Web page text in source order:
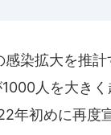
染拡大を推
人を大き
年初めに再度